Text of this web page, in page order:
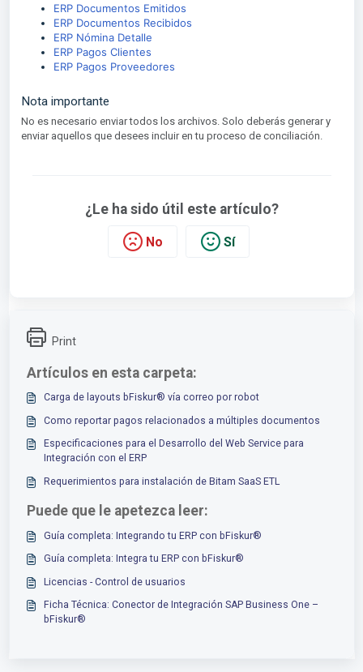
ERP Documentos Emitidos
ERP Documentos Recibidos
ERP Nómina Detalle
ERP Pagos Clientes
ERP Pagos Proveedores
Nota importante
No es necesario enviar todos los archivos. Solo deberás generar y
enviar aquellos que desees incluir en tu proceso de conciliación.
¿Le ha sido útil este artículo?
No Sí
Print
Artículos en esta carpeta:
Carga de layouts bFiskur®︎ vía correo por robot
Como reportar pagos relacionados a múltiples documentos
Especificaciones para el Desarrollo del Web Service para
Integración con el ERP
Requerimientos para instalación de Bitam SaaS ETL
Puede que le apetezca leer:
Guía completa: Integrando tu ERP con bFiskur®︎
Guía completa: Integra tu ERP con bFiskur®︎
Licencias - Control de usuarios
Ficha Técnica: Conector de Integración SAP Business One –
bFiskur®